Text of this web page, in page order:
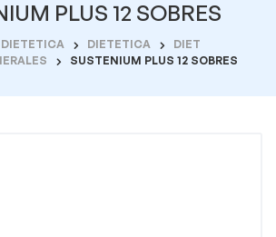
PLUS 12 SOBRES
DIETETICA DIETETICA
DIET
SUSTENIUM PLUS 12 SOBRES